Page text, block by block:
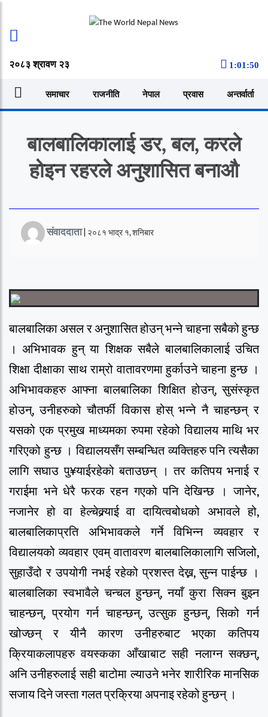
२०८३ श्रावण २३ 1:01:50
समाचार राजनीति नेपाल प्रवास अन्तर्वार्ता
बालबालिकालाई डर, बल, करले
होइन रहरले अनुशासित बनाऔ
संवाददाता| २०८१ भाद्र १, शनिबार
बालबालिका असल र अनुशासित होउन् भन्ने चाहना सबैको हुन्छ
। अभिभावक हुन् या शिक्षक सबैले बालबालिकालाई उचित
शिक्षा दीक्षाका साथ राम्रो वातावरणमा हुर्काउने चाहना हुन्छ ।
अभिभावकहरु आफ्ना बालबालिका शिक्षित होउन्, सुसंस्कृत
होउन्, उनीहरुको चौतर्फी विकास होस् भन्ने नै चाहन्छन् र
यसको एक प्रमुख माध्यमका रुपमा रहेको विद्यालय माथि भर
गरिएको हुन्छ । विद्यालयसँग सम्बन्धित व्यक्तिहरु पनि त्यसैका
लागि सघाउ पु¥याईरहेको बताउछन् । तर कतिपय भनाई र
गराईमा भने धेरै फरक रहन गएको पनि देखिन्छ । जानेर,
नजानेर हो वा हेल्चेक्र्र्याई वा दायित्वबोधको अभावले हो,
बालबालिकाप्रति अभिभावकले गर्ने विभिन्न व्यवहार र
विद्यालयको व्यवहार एवम् वातावरण बालबालिकालागि सजिलो,
सुहाउँदो र उपयोगी नभई रहेको प्रशस्त देख्न, सुन्न पाईन्छ ।
बालबालिका स्वभावैले चन्चल हुन्छन्, नयाँ कुरा सिक्न बुझ्न
चाहन्छन्, प्रयोग गर्न चाहन्छन्, उत्सुक हुन्छन्, सिको गर्न
खोज्छन् र यीनै कारण उनीहरुबाट भएका कतिपय
क्रियाकलापहरु वयस्कका आँखाबाट सही नलाग्न सक्छन्,
अनि उनीहरुलाई सही बाटोमा ल्याउने भनेर शारीरिक मानसिक
सजाय दिने जस्ता गलत प्रक्रिया अपनाइ रहेको हुन्छन् ।